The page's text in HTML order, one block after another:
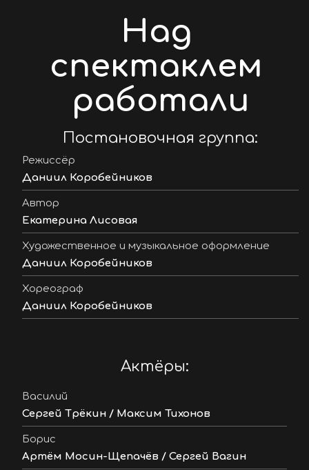
Над
спектаклем
работали
Постановочная группа:
Режиссёр
Даниил Коробейников
Автор
Екатерина Лисовая
Художественное и музыкальное оформление
Даниил Коробейников
Хореограф
Даниил Коробейников
Актёры:
Василий
Сергей Трёкин / Максим Тихонов
Борис
Артём Мосин-Щепачёв / Сергей Вагин